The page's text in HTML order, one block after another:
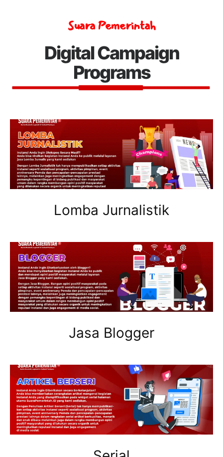
Suara Pemerintah
Digital Campaign
Programs
Lomba Jurnalistik
Jasa Blogger